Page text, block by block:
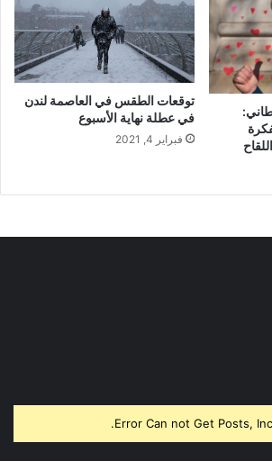
توقعات الطقس في العاصمة لندن
في عطلة نهاية الأسبوع
فبراير 4, 2021
Error Can not Get Posts,